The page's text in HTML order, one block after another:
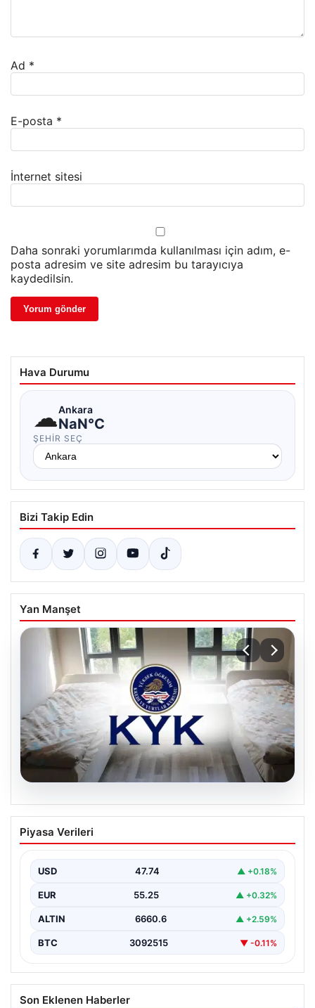
Ad *
E-posta *
İnternet sitesi
Daha sonraki yorumlarımda kullanılması için adım, e-
posta adresim ve site adresim bu tarayıcıya
kaydedilsin.
Hava Durumu
☁Ankara
NaN°C
ŞEHIR SEÇ
Bizi Takip Edin
Yan Manşet
08.08.2026
KYK Yurt başvuruları ne zaman? 2026
KYK Yurt ücreti aylık ne kadar?
Piyasa Verileri
USD 47.74 ▲ +0.18%
EUR 55.25 ▲ +0.32%
ALTIN 6660.6 ▲ +2.59%
BTC 3092515 ▼ -0.11%
Son Eklenen Haberler